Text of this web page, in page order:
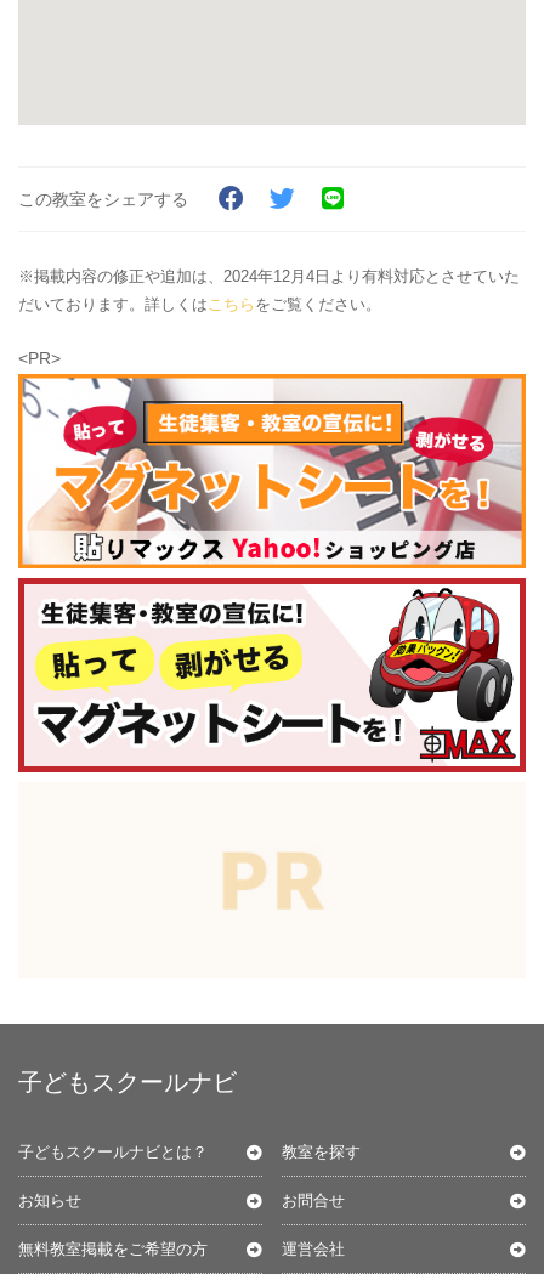
この教室をシェアする
※掲載内容の修正や追加は、2024年12月4日より有料対応とさせていた
だいております。詳しくは こちら をご覧ください。
<PR>
子どもスクールナビ
子どもスクールナビとは？ 教室を探す
お知らせ お問合せ
無料教室掲載をご希望の方 運営会社